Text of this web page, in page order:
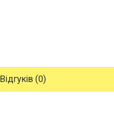
Відгуків (0)